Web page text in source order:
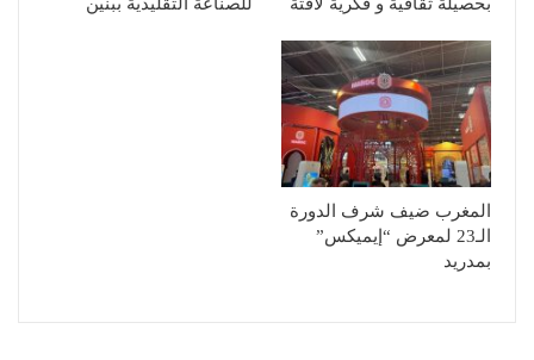
المغرب ضيف شرف الدورة
الـ23 لمعرض “إيميكس”
بمدريد